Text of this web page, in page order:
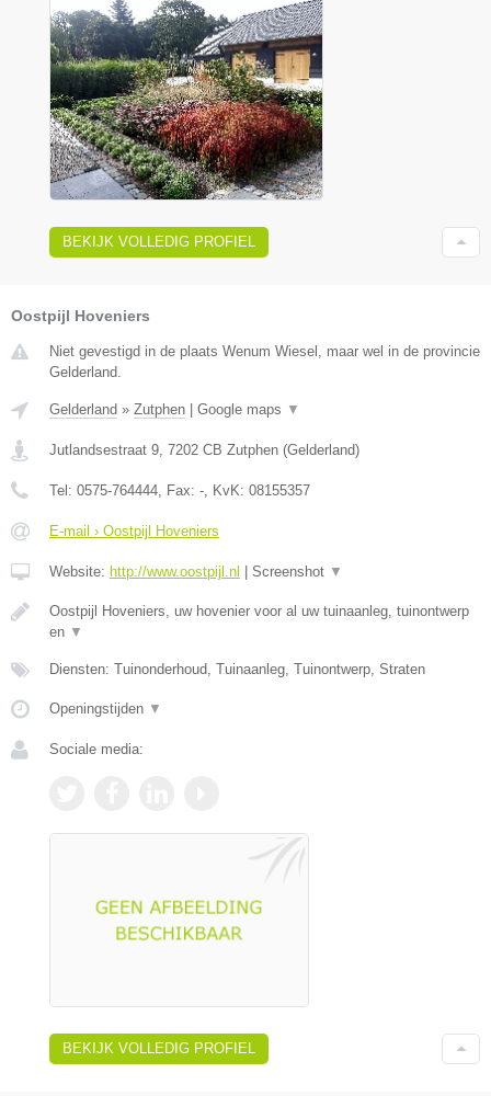
BEKIJK VOLLEDIG PROFIEL
Oostpijl Hoveniers
Niet gevestigd in de plaats Wenum Wiesel, maar wel in de provincie
Gelderland.
Gelderland » Zutphen Google maps ▼
Jutlandsestraat 9, 7202 CB Zutphen (Gelderland)
Tel: 0575-764444, Fax: -, KvK: 08155357
E-mail › Oostpijl Hoveniers
Website: http://www.oostpijl.nl Screenshot ▼
Oostpijl Hoveniers, uw hovenier voor al uw tuinaanleg, tuinontwerp
en ▼
Diensten: Tuinonderhoud, Tuinaanleg, Tuinontwerp, Straten
Openingstijden ▼
Sociale media:
BEKIJK VOLLEDIG PROFIEL